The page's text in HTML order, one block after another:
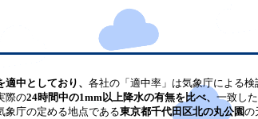
中としており、 各社の「適中率」は気象庁による検
際の24時間中の1mm以上降水の有無を比べ、 一致し
庁の定める地点である東京都千代田区北の丸公園の